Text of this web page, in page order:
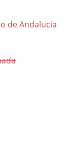
de Andalucia